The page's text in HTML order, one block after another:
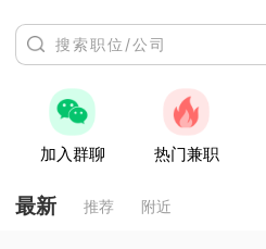
加入群聊 热门兼职
最新 推荐 附近